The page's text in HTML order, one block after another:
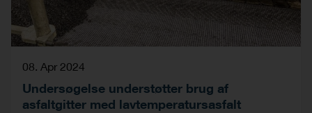
08. Apr 2024
Undersøgelse understøtter brug af
asfaltgitter med lavtemperatursasfalt